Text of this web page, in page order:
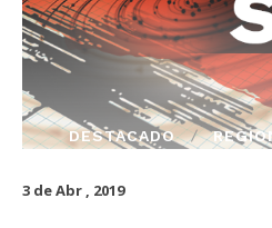
DESTACADO
3 de Abr , 2019